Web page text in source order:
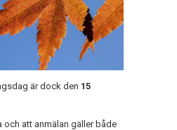
är dock den 15
och att anmälan gäller både